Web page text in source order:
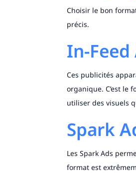
Choisir le bon
précis.
In-
Ces publicités
organique. C’est le
utiliser des visuels
Spark
Les Spark Ads
format est